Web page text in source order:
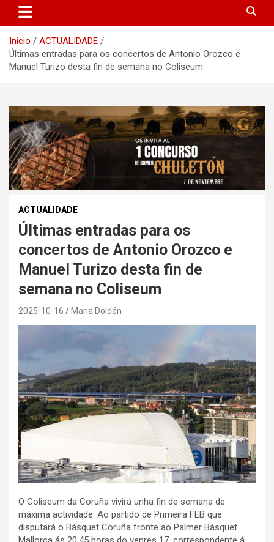
Inicio
ACTUALIDADE
Últimas entradas para os concertos de Antonio Orozco e
Manuel Turizo desta fin de semana no Coliseum
ACTUALIDADE
Últimas entradas para os
concertos de Antonio Orozco e
Manuel Turizo desta fin de
semana no Coliseum
2025-10-16 Maria Doldán
O Coliseum da Coruña vivirá unha fin de semana de
máxima actividade. Ao partido de Primeira FEB que
disputará o Básquet Coruña fronte ao Palmer Básquet